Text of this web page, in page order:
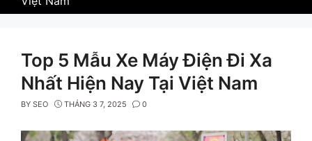
Top 5 Mẫu Xe Máy Điện Đi Xa
Nhất Hiện Nay Tại Việt Nam
BY SEO THÁNG 3 7, 2025 0